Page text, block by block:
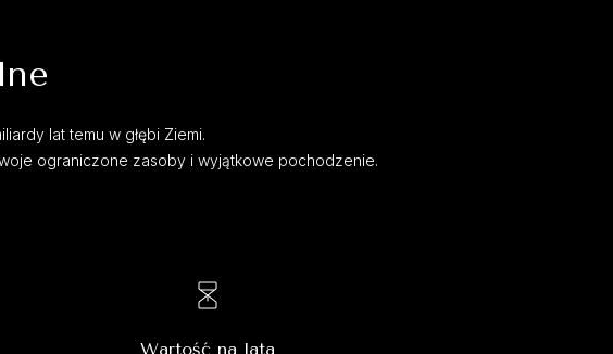
lat temu w głębi Ziemi.
ograniczone zasoby i wyjątkowe pochodzenie.
Wartość na lata